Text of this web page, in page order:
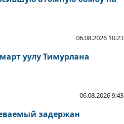
06.08.2026 10:23
уулу Тимурлана
06.08.2026 9:43
задержан